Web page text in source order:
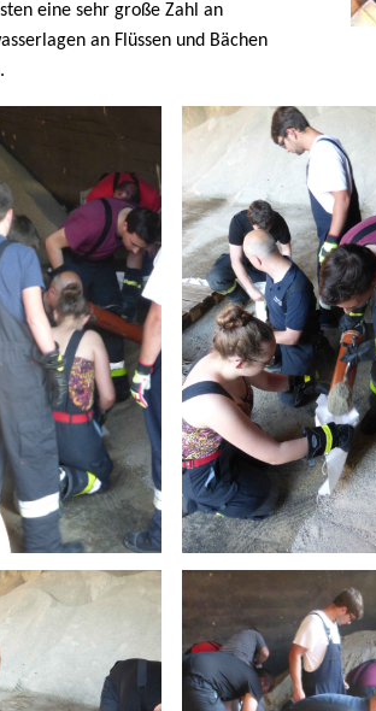
eine sehr große Zahl an
an Flüssen und Bächen